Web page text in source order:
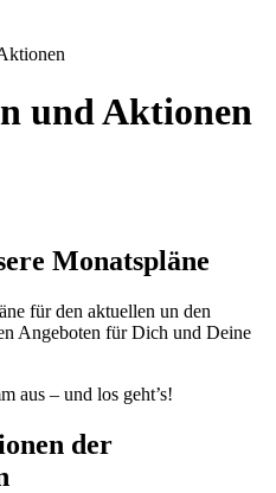
und Aktionen
Monatspläne
für den aktuellen un den
Angeboten für Dich und Deine
aus – und los geht’s!
der